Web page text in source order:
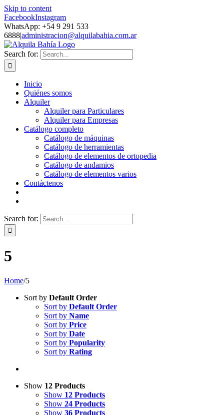
Skip to content
FacebookInstagram
WhatsApp: +54 9 291 533
6888|administracion@alquilabahia.com.ar
Search for:
Inicio
Quiénes somos
Alquiler
Alquiler para Particulares
Alquiler para Empresas
Catálogo completo
Catálogo de máquinas
Catálogo de herramientas
Catálogo de elementos de ortopedia
Catálogo de andamios
Catálogo de elementos varios
Contáctenos
Search for:
5
Home/5
Sort by Default Order
Sort by Default Order
Sort by Name
Sort by Price
Sort by Date
Sort by Popularity
Sort by Rating
Show 12 Products
Show 12 Products
Show 24 Products
Show 36 Products